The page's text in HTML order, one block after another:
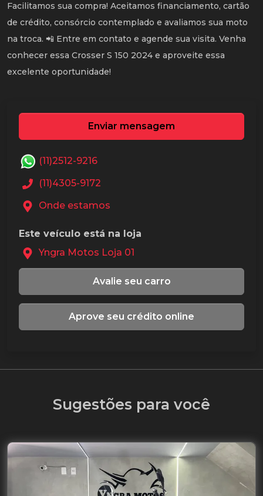
Facilitamos sua compra! Aceitamos financiamento, cartão
de crédito, consórcio contemplado e avaliamos sua moto
na troca. 📲 Entre em contato e agende sua visita. Venha
conhecer essa Crosser S 150 2024 e aproveite essa
excelente oportunidade!
Enviar mensagem
(11)2512-9216
(11)4305-9172
Onde estamos
Este veículo está na loja
Yngra Motos Loja 01
Avalie seu carro
Aprove seu crédito online
Sugestões para você